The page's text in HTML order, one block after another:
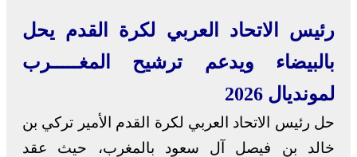
رئيس الاتحاد العربي لكرة القدم يحل
بالبيضاء ويدعم ترشيح المغـــــرب
لمونديال 2026
حل رئيس الاتحاد العربي لكرة القدم الأمير تركي بن
خالد بن فيصل آل سعود بالمغرب، حيث عقد